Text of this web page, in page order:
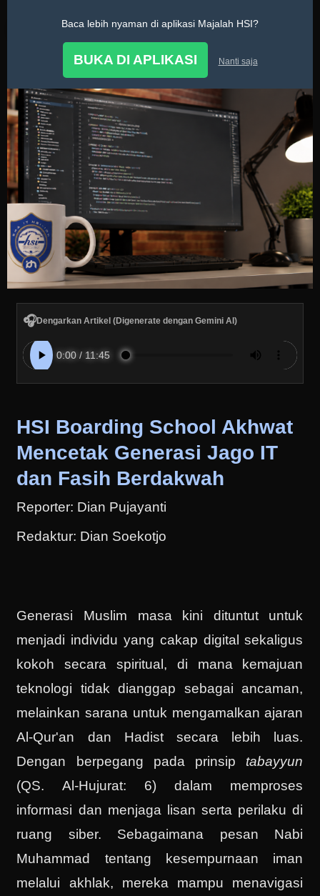
Baca lebih nyaman di aplikasi Majalah HSI?
BUKA DI APLIKASI Nanti saja
🎧Dengarkan Artikel (Digenerate dengan Gemini AI)
HSI Boarding School Akhwat
Mencetak Generasi Jago IT
dan Fasih Berdakwah
Reporter: Dian Pujayanti
Redaktur: Dian Soekotjo
Generasi Muslim masa kini dituntut untuk
menjadi individu yang cakap digital sekaligus
kokoh secara spiritual, di mana kemajuan
teknologi tidak dianggap sebagai ancaman,
melainkan sarana untuk mengamalkan ajaran
Al-Qur'an dan Hadist secara lebih luas.
Dengan berpegang pada prinsip tabayyun
(QS. Al-Hujurat: 6) dalam memproses
informasi dan menjaga lisan serta perilaku di
ruang siber. Sebagaimana pesan Nabi
Muhammad tentang kesempurnaan iman
melalui akhlak, mereka mampu menavigasi